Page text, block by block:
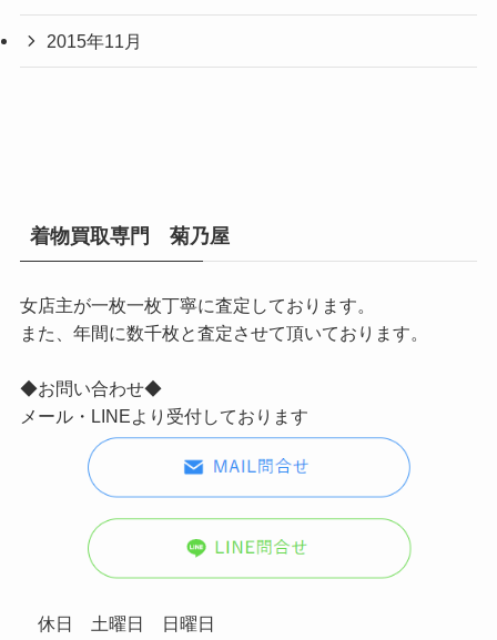
2015年11月
着物買取専門 菊乃屋
女店主が一枚一枚丁寧に査定しております。
また、年間に数千枚と査定させて頂いております。
◆お問い合わせ◆
メール・LINEより受付しております
休日 土曜日 日曜日